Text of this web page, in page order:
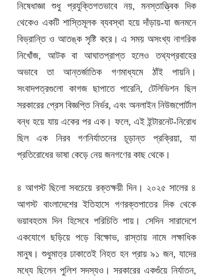
নিষেধাজ্ঞা শুধু প্রযুক্তিগতভাবে নয়, মনস্তাত্ত্বিক দিক
থেকেও একটি শাস্তিমূলক ব্যবস্থা হয়ে দাঁড়ায়-যা জনমনে
বিভ্রান্তি ও আতঙ্ক সৃষ্টি করে। এ সময় অসংখ্য নাগরিক
নিখোঁজ, আটক বা আঘাতপ্রাপ্ত হলেও তথ্যপ্রবাহের
অভাবে তা আন্তর্জাতিক গণমাধ্যমে ঠাঁই পায়নি।
সংবাদপত্রগুলো কাগজ ছাপাতে পারেনি, টেলিভিশন ছিল
সরকারের প্রেস বিজ্ঞপ্তি নির্ভর, এবং অনলাইন নিউজপোর্টাল
বন্ধ হয়ে যায় একের পর এক। ফলে, এই ইন্টারনেট-নিরোধ
ছিল এক নিরব গণনির্যাতনের চূড়ান্ত প্রক্রিয়া, যা
প্রতিরোধের ভাষা কেড়ে নেয় জনগণের কাছ থেকে।
৪ আগস্ট ছিলো সবচেয়ে রক্তক্ষয়ী দিন। ২০২৫ সালের ৪
আগস্ট বাংলাদেশের ইতিহাসে গণরক্তপাতের দিক থেকে
ভয়াবহতম দিন হিসেবে পরিচিতি পায়। সেদিন সারাদেশে
একযোগে ছড়িয়ে পড়ে বিক্ষোভ, রাস্তায় নামে লক্ষাধিক
মানুষ। শুধুমাত্র ঢাকাতেই নিহত হন প্রায় ৯১ জন, যাদের
মধ্যে ছিলেন পুলিশ সদস্যও। সরকারের একগুঁয়ে নির্যাতন,